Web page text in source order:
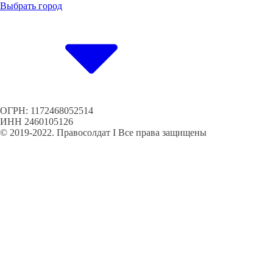
Выбрать город
ОГРН: 1172468052514
ИНН 2460105126
© 2019-2022. Правосолдат I Все права защищены